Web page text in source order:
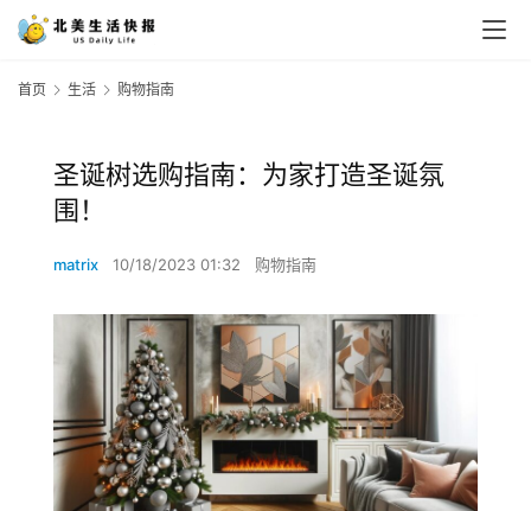
首页 生活 购物指南
圣诞树选购指南：为家打造圣诞氛
围！
matrix 10/18/2023 01:32 购物指南